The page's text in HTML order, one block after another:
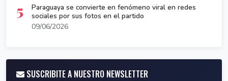
5
Paraguaya se convierte en fenómeno viral en redes
sociales por sus fotos en el partido
09/06/2026
SUSCRIBITE A NUESTRO NEWSLETTER